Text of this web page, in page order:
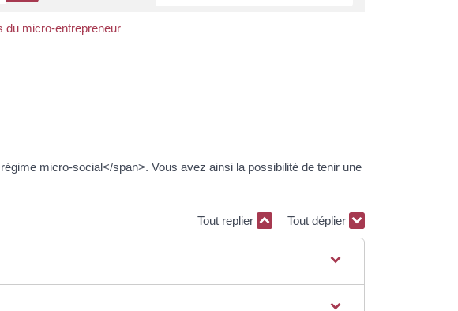
du micro-entrepreneur
micro-social</span>. Vous avez ainsi la possibilité de tenir une
Tout replier Tout déplier